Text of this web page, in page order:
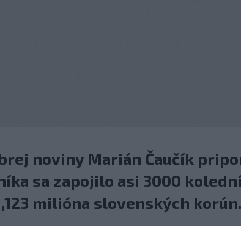
noviny Marián Čaučík
sa zapojilo asi 3000
milióna slovenských korún.